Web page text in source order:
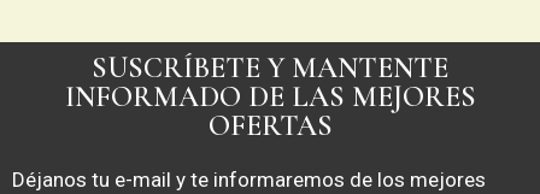
SUSCRÍBETE Y MANTENTE
INFORMADO DE LAS MEJORES
OFERTAS
Déjanos tu e-mail y te informaremos de los mejores